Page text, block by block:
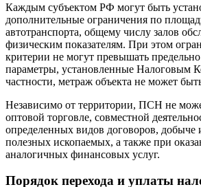
Каждым субъектом РФ могут быть
дополнительные ограничения по
автотранспорта, общему числу залов
физическим показателям. При этом
критерии не могут превышать
параметры, установленные Налоговым
частности, метраж объекта не может
Независимо от территории, ПСН не
оптовой торговле, совместной
определенных видов договоров, добыче
полезных ископаемых, а также при
аналогичных финансовых услуг.
Порядок перехода и уплаты